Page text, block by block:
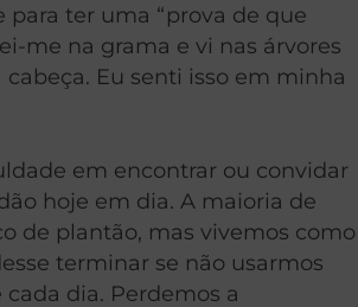
para ter uma “prova de que
me na grama e vi nas árvores
Eu senti isso em minha
em encontrar ou convidar
hoje em dia. A maioria de
de plantão, mas vivemos como
terminar se não usarmos
dia. Perdemos a